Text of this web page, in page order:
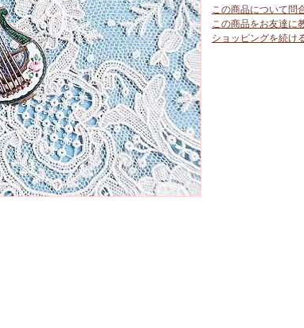
この商品について問
この商品をお友達に
ショッピングを続け